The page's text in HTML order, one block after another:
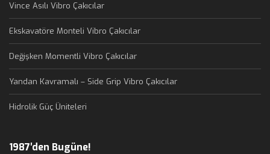
Vince Asılı Vibro Çakıcılar
Ekskavatöre Monteli Vibro Çakıcılar
Değişken Momentli Vibro Çakıcılar
Yandan Kavramalı – Side Grip Vibro Çakıcılar
Hidrolik Güç Üniteleri
1987′den Bugüne!